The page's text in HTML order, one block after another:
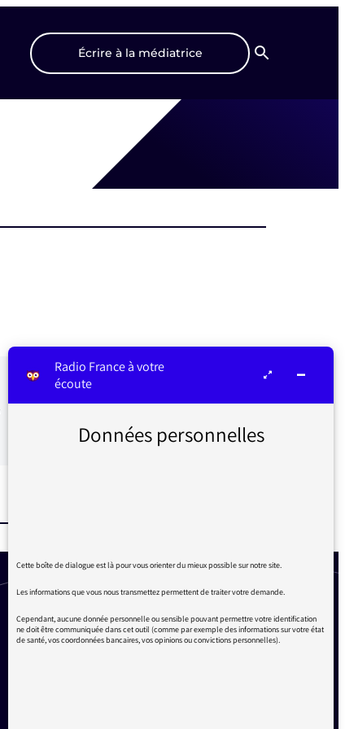
Écrire à la médiatrice
Recherche
Radio France à votre
écoute
Données personnelles
Cette boîte de dialogue est là pour vous orienter du mieux possible sur notre site.
Les informations que vous nous transmettez permettent de traiter votre demande.
Cependant, aucune donnée personnelle ou sensible pouvant permettre votre identification
ne doit être communiquée dans cet outil (comme par exemple des informations sur votre état
de santé, vos coordonnées bancaires, vos opinions ou convictions personnelles).